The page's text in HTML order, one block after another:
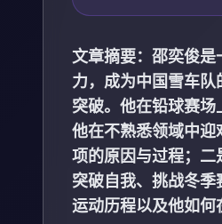
文章摘要：邵奕俊
力，成为中国雪车
突破。他在铅球赛
他在不熟悉领域中
项的原因与过程；
突破自我、挑战冬
运动历程以及他如何